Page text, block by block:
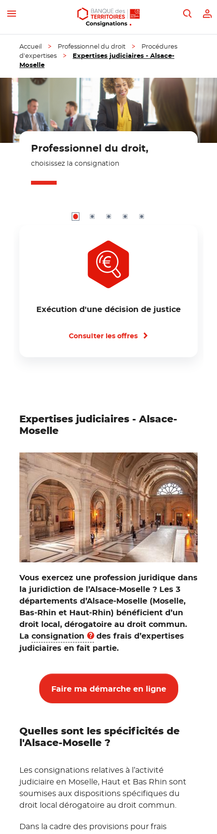
Menu
Accueil Professionnel du droit
Procédures
d'expertises
Expertises judiciaires - Alsace-
Moselle
Professionnel du droit,
choisissez la consignation
Exécution d'une décision de justice
Consulter les offres
Carrousel page 1
Expertises judiciaires - Alsace-
Moselle
Vous exercez une profession juridique dans
la juridiction de l’Alsace-Moselle ? Les 3
départements d’Alsace-Moselle (Moselle,
Bas-Rhin et Haut-Rhin) bénéficient d’un
droit local, dérogatoire au droit commun.
La consignation
des frais d’expertises
judiciaires en fait partie.
Faire ma démarche en ligne
Quelles sont les spécificités de
l'Alsace-Moselle ?
Les consignations relatives à l’activité
judiciaire en Moselle, Haut et Bas Rhin sont
soumises aux dispositions spécifiques du
droit local dérogatoire au droit commun.
Dans la cadre des provisions pour frais